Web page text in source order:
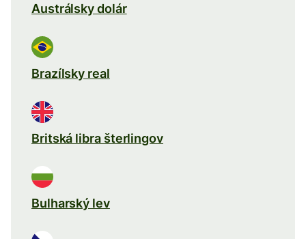
Austrálsky dolár
Brazílsky real
Britská libra šterlingov
Bulharský lev